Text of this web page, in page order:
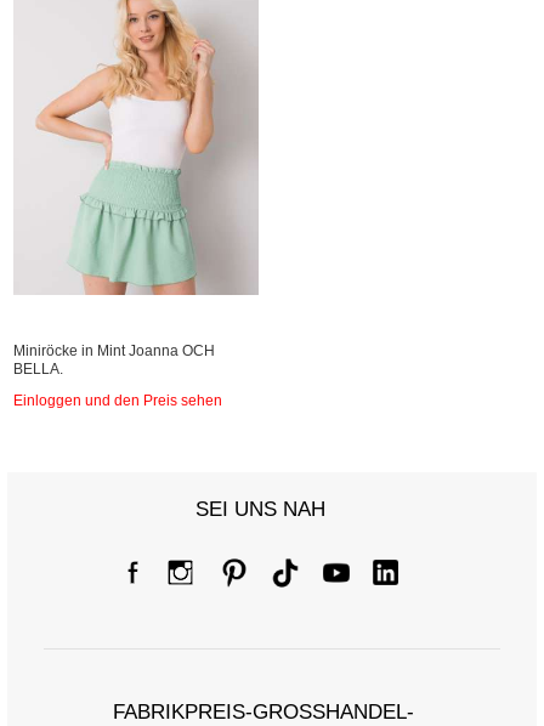
Miniröcke in Mint Joanna OCH
BELLA.
Einloggen und den Preis sehen
SEI UNS NAH
FABRIKPREIS-GROSSHANDEL-K